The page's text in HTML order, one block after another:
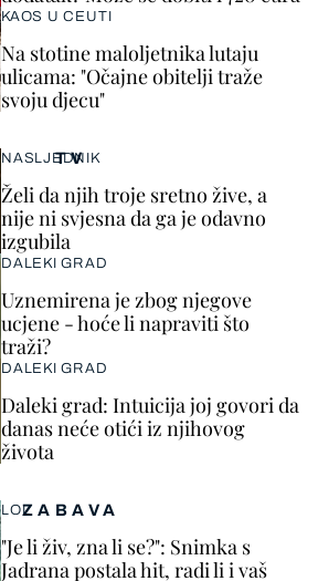
KAOS U CEUTI
Na stotine maloljetnika lutaju
ulicama: "Očajne obitelji traže
svoju djecu"
ZABAVA
LOL
"Je li živ, zna li se?": Snimka s
Jadrana postala hit, radi li i vaš
TV
NASLJEDNIK
Želi da njih troje sretno žive, a
nije ni svjesna da ga je odavno
izgubila
DALEKI GRAD
Uznemirena je zbog njegove
ucjene - hoće li napraviti što
traži?
DALEKI GRAD
Daleki grad: Intuicija joj govori da
danas neće otići iz njihovog
života